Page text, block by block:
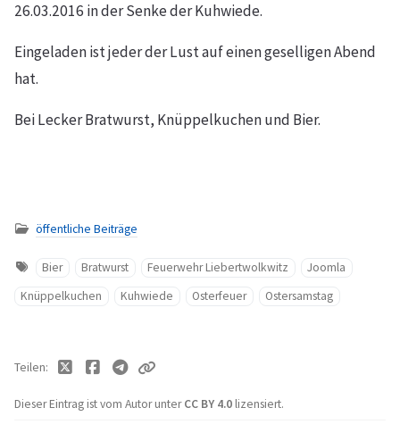
26.03.2016 in der Senke der Kuhwiede.
Eingeladen ist jeder der Lust auf einen geselligen Abend
hat.
Bei Lecker Bratwurst, Knüppelkuchen und Bier.
öffentliche Beiträge
Bier Bratwurst Feuerwehr Liebertwolkwitz
Joomla
Knüppelkuchen
Kuhwiede Osterfeuer Ostersamstag
Dieser Eintrag ist vom Autor unterCC BY 4.0lizensiert.
Teilen